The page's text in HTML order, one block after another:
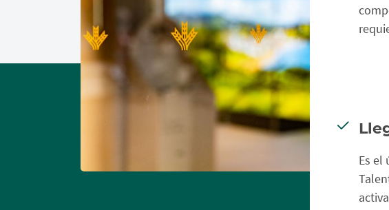
Es el